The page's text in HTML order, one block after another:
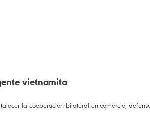
vietnamita
la cooperación bilateral en comercio,